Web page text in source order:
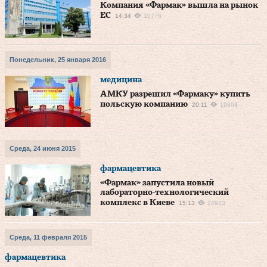
Компания «Фармак» вышла на рынок
ЕС
14:34 10776
Понедельник, 25 января 2016
медицина
АМКУ разрешил «Фармаку» купить
польскую компанию
20:11 19904
Среда, 24 июня 2015
фармацевтика
«Фармак» запустила новый
лабораторно-технологический
комплекс в Киеве
15:13 24933
Среда, 11 февраля 2015
фармацевтика